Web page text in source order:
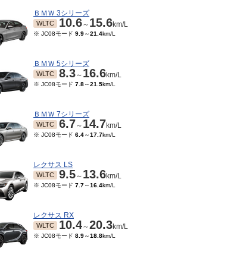
ＢＭＷ 3シリーズ
WLTC 10.6～ 15.6km/L
※ JC08モード 9.9～21.4km/L
ＢＭＷ 5シリーズ
WLTC 8.3～ 16.6km/L
※ JC08モード 7.8～21.5km/L
ＢＭＷ 7シリーズ
WLTC 6.7～ 14.7km/L
※ JC08モード 6.4～17.7km/L
レクサス LS
WLTC 9.5～ 13.6km/L
※ JC08モード 7.7～16.4km/L
レクサス RX
WLTC 10.4～20.3km/L
※ JC08モード 8.9～18.8km/L